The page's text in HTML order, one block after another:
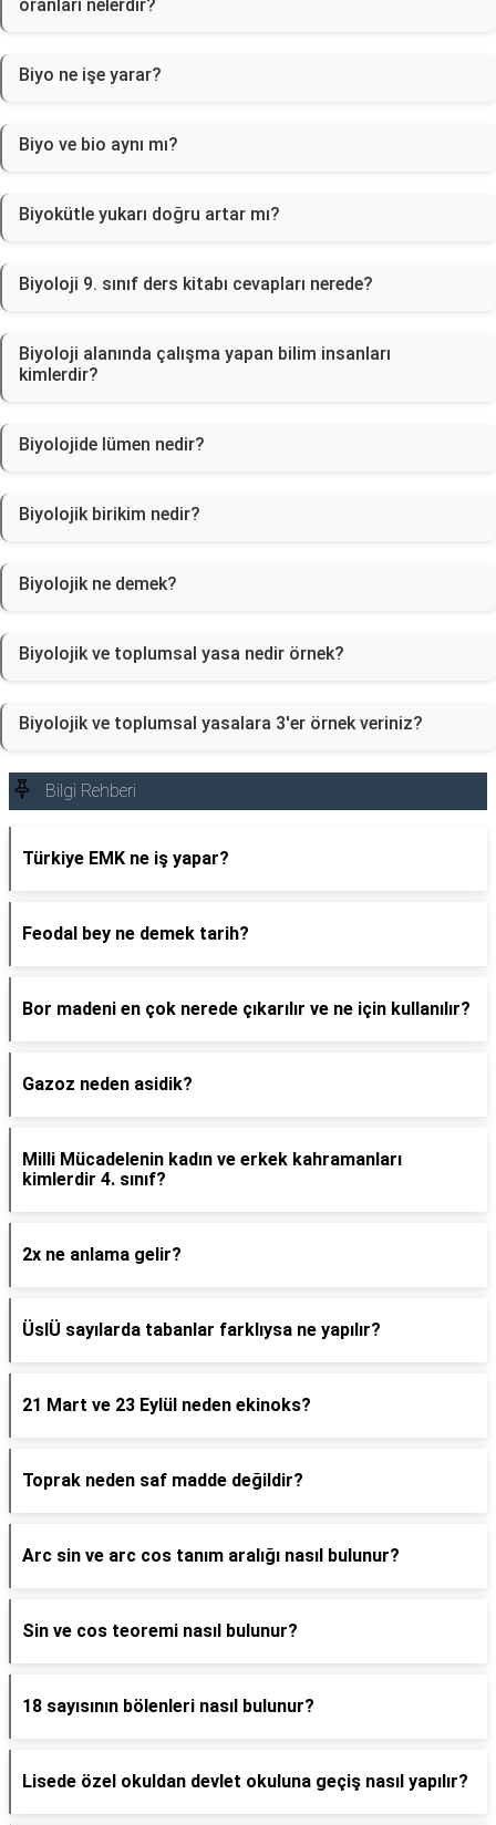
oranları nelerdir?
Biyo ne işe yarar?
Biyo ve bio aynı mı?
Biyokütle yukarı doğru artar mı?
Biyoloji 9. sınıf ders kitabı cevapları nerede?
Biyoloji alanında çalışma yapan bilim insanları
kimlerdir?
Biyolojide lümen nedir?
Biyolojik birikim nedir?
Biyolojik ne demek?
Biyolojik ve toplumsal yasa nedir örnek?
Biyolojik ve toplumsal yasalara 3'er örnek veriniz?
Bilgi Rehberi
Türkiye EMK ne iş yapar?
Feodal bey ne demek tarih?
Bor madeni en çok nerede çıkarılır ve ne için kullanılır?
Gazoz neden asidik?
Milli Mücadelenin kadın ve erkek kahramanları
kimlerdir 4. sınıf?
2x ne anlama gelir?
ÜslÜ sayılarda tabanlar farklıysa ne yapılır?
21 Mart ve 23 Eylül neden ekinoks?
Toprak neden saf madde değildir?
Arc sin ve arc cos tanım aralığı nasıl bulunur?
Sin ve cos teoremi nasıl bulunur?
18 sayısının bölenleri nasıl bulunur?
Lisede özel okuldan devlet okuluna geçiş nasıl yapılır?